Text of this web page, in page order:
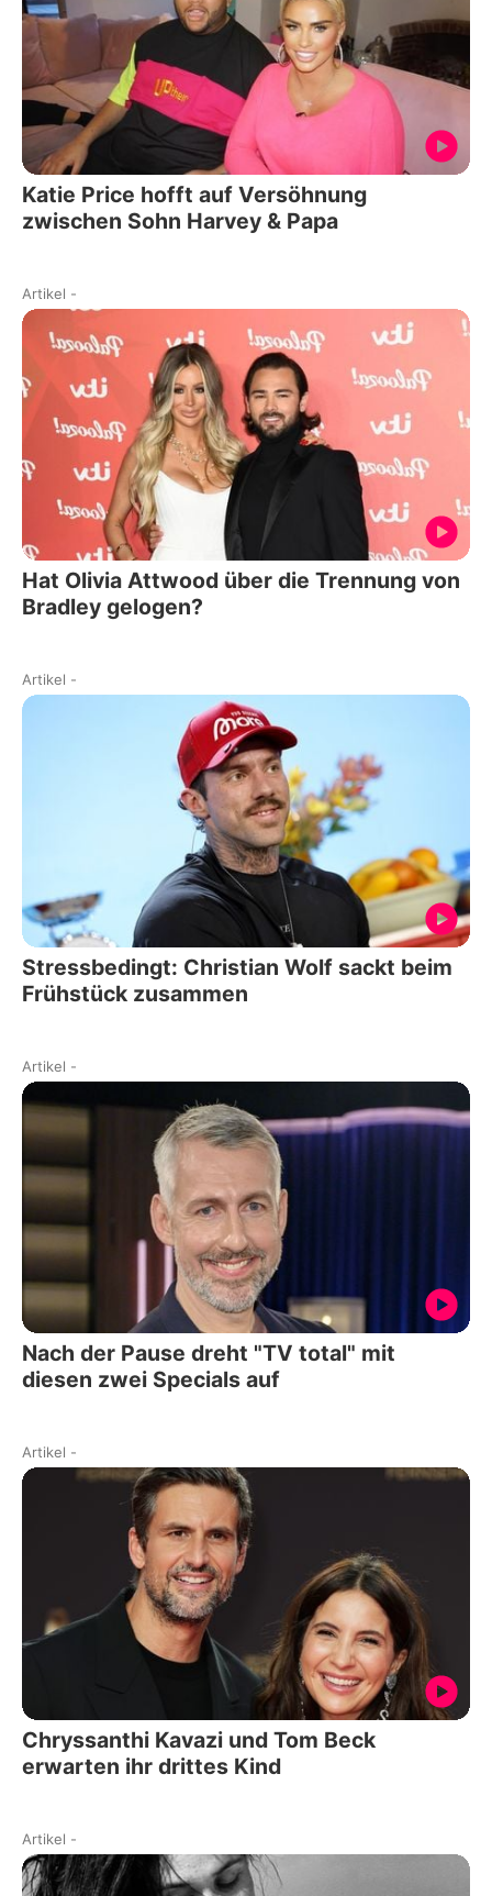
Katie Price hofft auf Versöhnung
zwischen Sohn Harvey & Papa
Artikel -
Hat Olivia Attwood über die Trennung von
Bradley gelogen?
Artikel -
Stressbedingt: Christian Wolf sackt beim
Frühstück zusammen
Artikel -
Nach der Pause dreht "TV total" mit
diesen zwei Specials auf
Artikel -
Chryssanthi Kavazi und Tom Beck
erwarten ihr drittes Kind
Artikel -